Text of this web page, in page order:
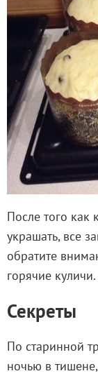
После того как
украшать, все
обратите
горячие куличи.
Секреты
По старинной
ночью в